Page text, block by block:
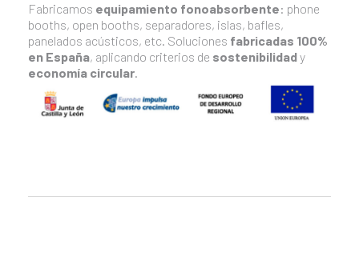
Fabricamos equipamiento fonoabsorbente: phone
booths, open booths, separadores, islas, bafles,
panelados acústicos, etc. Soluciones fabricadas 100%
en España, aplicando criterios de sostenibilidady
economía circular.